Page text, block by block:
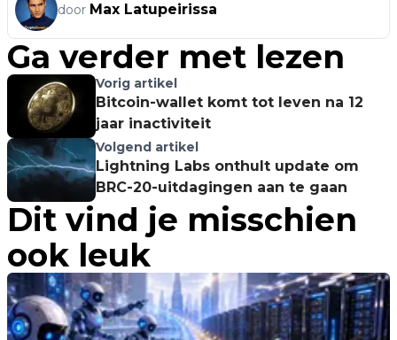
door Max Latupeirissa
Ga verder met lezen
Vorig artikel
Bitcoin-wallet komt tot leven na 12
jaar inactiviteit
Volgend artikel
Lightning Labs onthult update om
BRC-20-uitdagingen aan te gaan
Dit vind je misschien
ook leuk